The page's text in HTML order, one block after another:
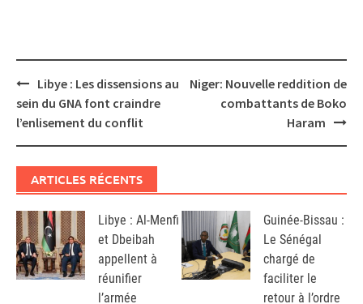
Post
navigation
Libye : Les dissensions au
sein du GNA font craindre
l’enlisement du conflit
Niger: Nouvelle reddition de
combattants de Boko
Haram
ARTICLES RÉCENTS
Libye : Al-Menfi
et Dbeibah
appellent à
réunifier
l’armée
Guinée-Bissau :
Le Sénégal
chargé de
faciliter le
retour à l’ordre